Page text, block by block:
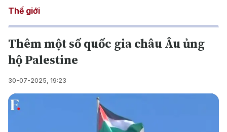
Thế giới
Thêm một số quốc gia châu Âu ủng
hộ Palestine
30-07-2025, 19:23